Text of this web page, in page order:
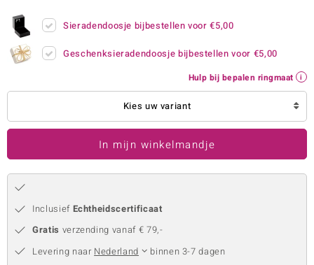
Sieradendoosje bijbestellen voor€5,00
Geschenksieradendoosje bijbestellen voor €5,00
Hulp bij bepalen ringmaat
Kies uw variant
In mijn winkelmandje
Inclusief Echtheidscertificaat
Gratis verzending vanaf € 79,-
Levering naar Nederland
binnen 3-7 dagen